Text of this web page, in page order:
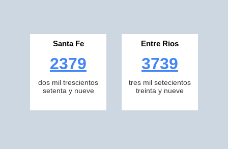
Santa Fe
2379
dos mil trescientos
setenta y nueve
Entre Rios
3739
tres mil setecientos
treinta y nueve